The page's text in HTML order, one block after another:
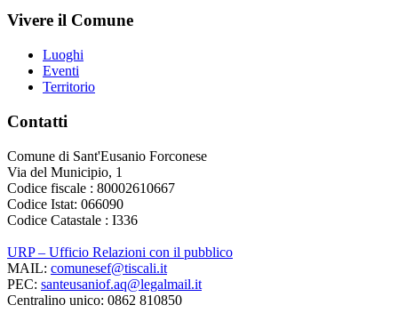
Vivere il Comune
Luoghi
Eventi
Territorio
Contatti
Comune di Sant'Eusanio Forconese
Via del Municipio, 1
Codice fiscale : 80002610667
Codice Istat: 066090
Codice Catastale : I336
URP – Ufficio Relazioni con il pubblico
MAIL: comunesef@tiscali.it
PEC: santeusaniof.aq@legalmail.it
Centralino unico: 0862 810850